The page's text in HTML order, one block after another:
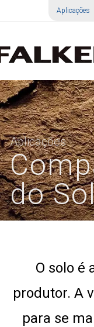
Aplicações
Aplicações
do
O solo é
produtor. A
para se